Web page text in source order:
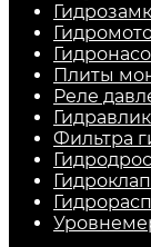
Плиты
Реле
Фильтра